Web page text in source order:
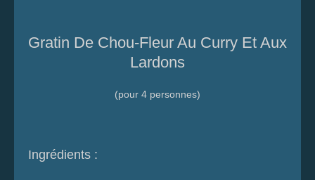
Gratin De Chou-Fleur Au Curry Et Aux
Lardons
(pour 4 personnes)
Ingrédients :